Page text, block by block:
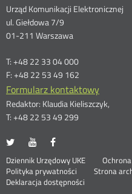
Dane
kontaktowe
Urząd Komunikacji Elektronicznej
ul. Giełdowa 7/9
01-211 Warszawa
T: +48 22 33 04 000
F: +48 22 53 49 162
Formularz kontaktowy
Redaktor: Klaudia Kieliszczyk,
T: +48 22 53 49 299
UKE
portalu
Twitter
Otwórz
nowym
oknie
UKE
portalu
Youtube
Otwórz
nowym
oknie
portalu
Facebook
nowym
oknie
Stopka
Dziennik Urzędowy UKE Otwórz
Polityka prywatności
Otwórz
w
Strona
Deklaracja dostępności